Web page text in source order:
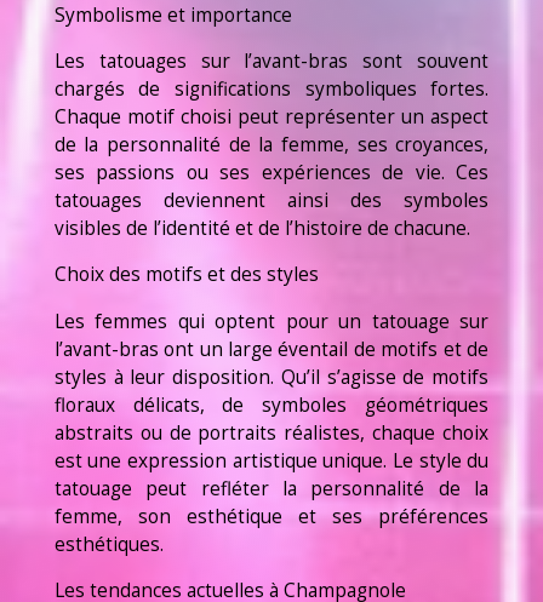
Symbolisme et importance
Les tatouages sur l’avant-bras sont souvent
chargés de significations symboliques fortes.
Chaque motif choisi peut représenter un aspect
de la personnalité de la femme, ses croyances,
ses passions ou ses expériences de vie. Ces
tatouages deviennent ainsi des symboles
visibles de l’identité et de l’histoire de chacune.
Choix des motifs et des styles
Les femmes qui optent pour un tatouage sur
l’avant-bras ont un large éventail de motifs et de
styles à leur disposition. Qu’il s’agisse de motifs
floraux délicats, de symboles géométriques
abstraits ou de portraits réalistes, chaque choix
est une expression artistique unique. Le style du
tatouage peut refléter la personnalité de la
femme, son esthétique et ses préférences
esthétiques.
Les tendances actuelles à Champagnole